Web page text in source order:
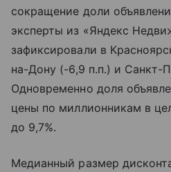
сокращение доли
эксперты из «Яндекс
зафиксировали в
на-Дону (-6,9 п.п.) и Санкт-
Одновременно доля
цены по миллионникам в
до 9,7%.
Медианный размер